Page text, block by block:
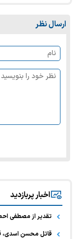
ارسال نظر
اخبار پربازدید
تقدیر از مصطفی
قاتل محسن اسدی،